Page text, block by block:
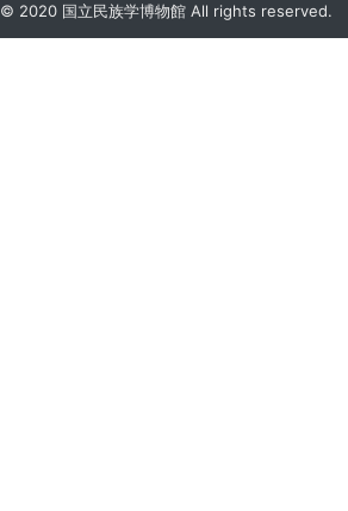
© 2020 国立民族学博物館 All rights reserved.